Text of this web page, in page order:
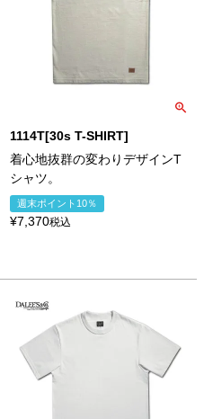
1114T[30s T-SHIRT]
着心地抜群の変わりデザインT
シャツ。
週末ポイント10％
¥7,370税込